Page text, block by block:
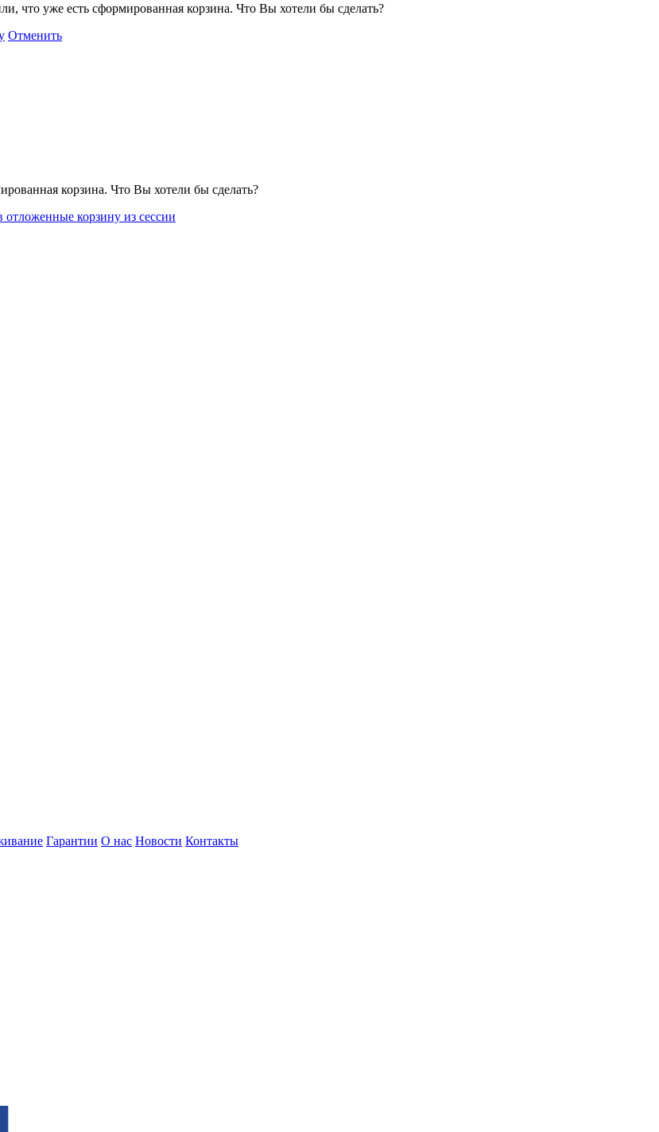
что уже есть сформированная корзина. Что Вы хотели бы сделать?
Отменить
корзина. Что Вы хотели бы сделать?
отложенные корзину из сессии
Гарантии О нас Новости Контакты